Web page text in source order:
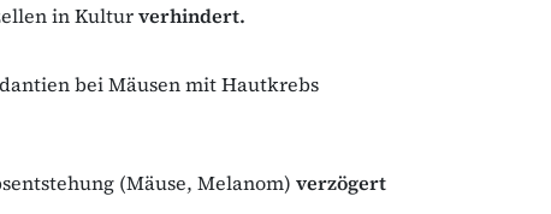
in Kulturverhindert.
bei Mäusen mit Hautkrebs
(Mäuse, Melanom) verzögert